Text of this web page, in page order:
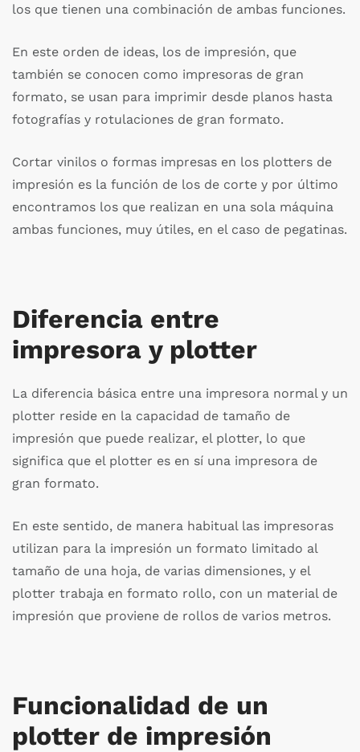
los que tienen una combinación de ambas funciones.
En este orden de ideas, los de impresión, que
también se conocen como impresoras de gran
formato, se usan para imprimir desde planos hasta
fotografías y rotulaciones de gran formato.
Cortar vinilos o formas impresas en los plotters de
impresión es la función de los de corte y por último
encontramos los que realizan en una sola máquina
ambas funciones, muy útiles, en el caso de pegatinas.
Diferencia entre
impresora y plotter
La diferencia básica entre una impresora normal y un
plotter reside en la capacidad de tamaño de
impresión que puede realizar, el plotter, lo que
significa que el plotter es en sí una impresora de
gran formato.
En este sentido, de manera habitual las impresoras
utilizan para la impresión un formato limitado al
tamaño de una hoja, de varias dimensiones, y el
plotter trabaja en formato rollo, con un material de
impresión que proviene de rollos de varios metros.
Funcionalidad de un
plotter de impresión